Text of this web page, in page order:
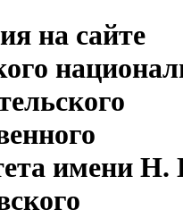
на сайте
имени Н.